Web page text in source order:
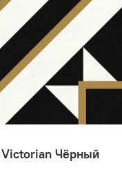
Victorian Чёрный